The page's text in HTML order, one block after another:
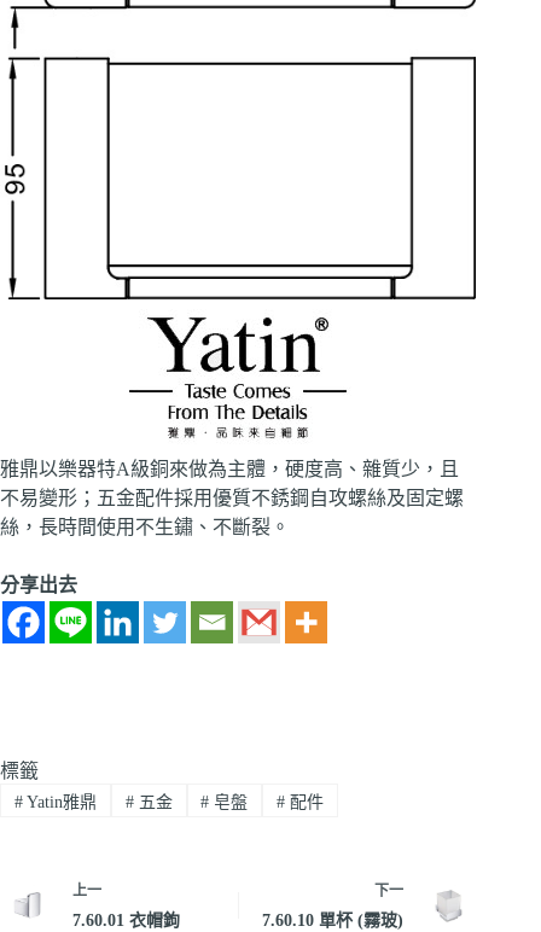
雅鼎以樂器特A級銅來做為主體，硬度高、雜質少，且
不易變形；五金配件採用優質不銹鋼自攻螺絲及固定螺
絲，長時間使用不生鏽、不斷裂。
分享出去
標籤
#Yatin雅鼎 #五金 # 皂盤 # 配件
上一
7.60.01 衣帽鉤
下一
7.60.10 單杯 (霧玻)